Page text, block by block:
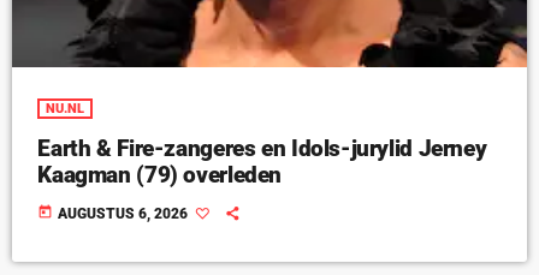
NU.NL
Earth & Fire-zangeres en Idols-jurylid Jerney
Kaagman (79) overleden
today AUGUSTUS 6, 2026